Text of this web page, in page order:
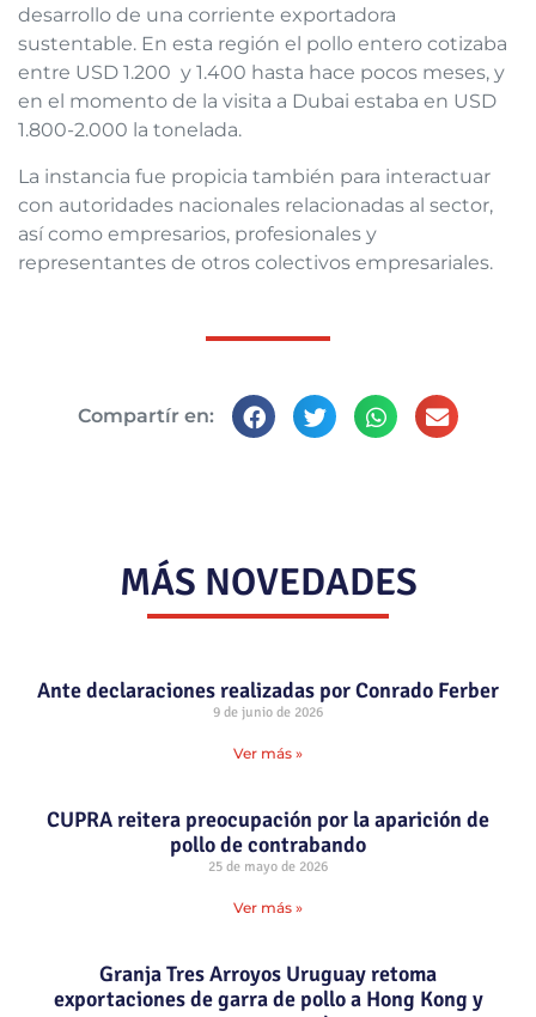
desarrollo de una corriente exportadora
sustentable. En esta región el pollo entero cotizaba
entre USD 1.200 y 1.400 hasta hace pocos meses, y
en el momento de la visita a Dubai estaba en USD
1.800-2.000 la tonelada.
La instancia fue propicia también para interactuar
con autoridades nacionales relacionadas al sector,
así como empresarios, profesionales y
representantes de otros colectivos empresariales.
Compartír en:
MÁS NOVEDADES
Ante declaraciones realizadas por Conrado Ferber
9 de junio de 2026
Ver más »
CUPRA reitera preocupación por la aparición de
pollo de contrabando
25 de mayo de 2026
Ver más »
Granja Tres Arroyos Uruguay retoma
exportaciones de garra de pollo a Hong Kong y